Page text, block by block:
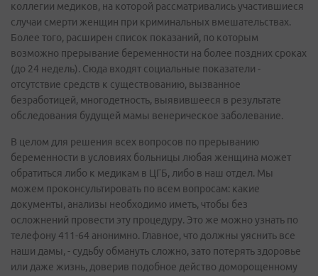
коллегии медиков, на которой рассматривались участившиеся
случаи смерти женщин при криминальных вмешательствах.
Более того, расширен список показаний, по которым
возможно прерывание беременности на более поздних сроках
(до 24 недель). Сюда входят социальные показатели -
отсутствие средств к существованию, вызванное
безработицей, многодетность, выявившееся в результате
обследования будущей мамы венерическое заболевание.
В целом для решения всех вопросов по прерыванию
беременности в условиях больницы любая женщина может
обратиться либо к медикам в ЦГБ, либо в наш отдел. Мы
можем проконсультировать по всем вопросам: какие
документы, анализы необходимо иметь, чтобы без
осложнений провести эту процедуру. Это же можно узнать по
телефону 411-64 анонимно. Главное, что должны уяснить все
наши дамы, - судьбу обмануть сложно, зато потерять здоровье
или даже жизнь, доверив подобное действо доморощенному